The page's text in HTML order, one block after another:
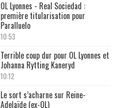
OL Lyonnes - Real Sociedad :
première titularisation pour
Paralluelo
10:53
Terrible coup dur pour OL Lyonnes et
Johanna Rytting Kaneryd
10:12
Le sort s’acharne sur Reine-
Adelaïde (ex-OL)